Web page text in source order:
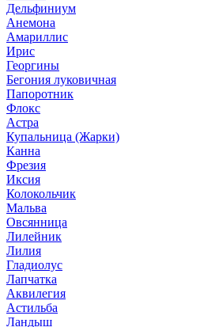
Дельфиниум
Анемона
Амариллис
Ирис
Георгины
Бегония луковичная
Папоротник
Флокс
Астра
Купальница (Жарки)
Канна
Фрезия
Иксия
Колокольчик
Мальва
Овсянница
Лилейник
Лилия
Гладиолус
Лапчатка
Аквилегия
Астильба
Ландыш